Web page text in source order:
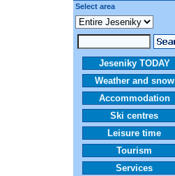
Select area
Jeseniky TODAY
Weather and snow
Accommodation
Ski centres
Leisure time
Tourism
Services